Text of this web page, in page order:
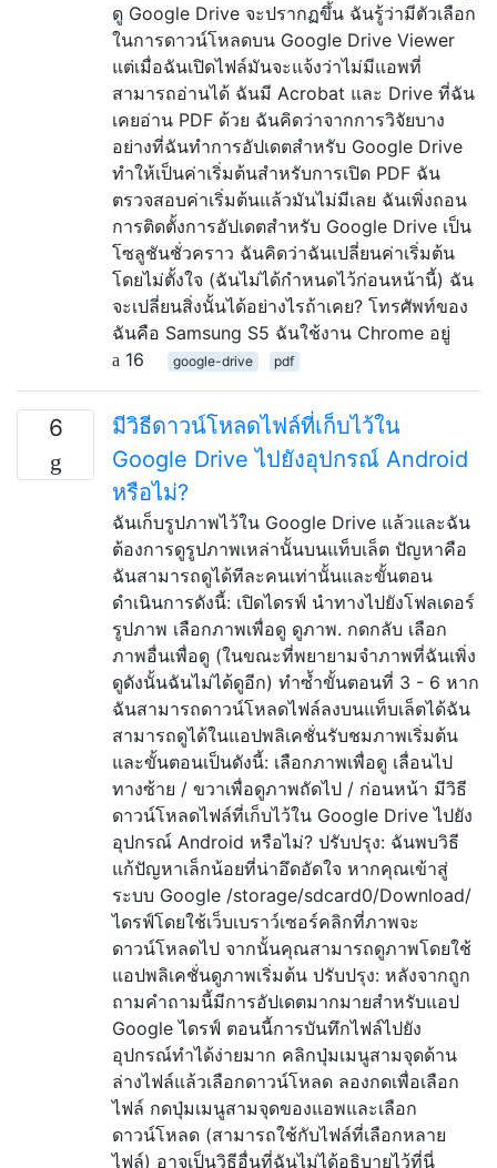
ดู Google Drive จะปรากฏขึ้น ฉันรู้ว่ามีตัวเลือก
ในการดาวน์โหลดบน Google Drive Viewer
แต่เมื่อฉันเปิดไฟล์มันจะแจ้งว่าไม่มีแอพที่
สามารถอ่านได้ ฉันมี Acrobat และ Drive ที่ฉัน
เคยอ่าน PDF ด้วย ฉันคิดว่าจากการวิจัยบาง
อย่างที่ฉันทำการอัปเดตสำหรับ Google Drive
ทำให้เป็นค่าเริ่มต้นสำหรับการเปิด PDF ฉัน
ตรวจสอบค่าเริ่มต้นแล้วมันไม่มีเลย ฉันเพิ่งถอน
การติดตั้งการอัปเดตสำหรับ Google Drive เป็น
โซลูชันชั่วคราว ฉันคิดว่าฉันเปลี่ยนค่าเริ่มต้น
โดยไม่ตั้งใจ (ฉันไม่ได้กำหนดไว้ก่อนหน้านี้) ฉัน
จะเปลี่ยนสิ่งนั้นได้อย่างไรถ้าเคย? โทรศัพท์ของ
ฉันคือ Samsung S5 ฉันใช้งาน Chrome อยู่
16
google-drive pdf
6
มีวิธีดาวน์โหลดไฟล์ที่เก็บไว้ใน
Google Drive ไปยังอุปกรณ์ Android
หรือไม่?
ฉันเก็บรูปภาพไว้ใน Google Drive แล้วและฉัน
ต้องการดูรูปภาพเหล่านั้นบนแท็บเล็ต ปัญหาคือ
ฉันสามารถดูได้ทีละคนเท่านั้นและขั้นตอน
ดำเนินการดังนี้: เปิดไดรฟ์ นำทางไปยังโฟลเดอร์
รูปภาพ เลือกภาพเพื่อดู ดูภาพ. กดกลับ เลือก
ภาพอื่นเพื่อดู (ในขณะที่พยายามจำภาพที่ฉันเพิ่ง
ดูดังนั้นฉันไม่ได้ดูอีก) ทำซ้ำขั้นตอนที่ 3 - 6 หาก
ฉันสามารถดาวน์โหลดไฟล์ลงบนแท็บเล็ตได้ฉัน
สามารถดูได้ในแอปพลิเคชั่นรับชมภาพเริ่มต้น
และขั้นตอนเป็นดังนี้: เลือกภาพเพื่อดู เลื่อนไป
ทางซ้าย / ขวาเพื่อดูภาพถัดไป / ก่อนหน้า มีวิธี
ดาวน์โหลดไฟล์ที่เก็บไว้ใน Google Drive ไปยัง
อุปกรณ์ Android หรือไม่? ปรับปรุง: ฉันพบวิธี
แก้ปัญหาเล็กน้อยที่น่าอึดอัดใจ หากคุณเข้าสู่
ระบบ Google /storage/sdcard0/Download/
ไดรฟ์โดยใช้เว็บเบราว์เซอร์คลิกที่ภาพจะ
ดาวน์โหลดไป จากนั้นคุณสามารถดูภาพโดยใช้
แอปพลิเคชั่นดูภาพเริ่มต้น ปรับปรุง: หลังจากถูก
ถามคำถามนี้มีการอัปเดตมากมายสำหรับแอป
Google ไดรฟ์ ตอนนี้การบันทึกไฟล์ไปยัง
อุปกรณ์ทำได้ง่ายมาก คลิกปุ่มเมนูสามจุดด้าน
ล่างไฟล์แล้วเลือกดาวน์โหลด ลองกดเพื่อเลือก
ไฟล์ กดปุ่มเมนูสามจุดของแอพและเลือก
ดาวน์โหลด (สามารถใช้กับไฟล์ที่เลือกหลาย
ไฟล์) อาจเป็นวิธีอื่นที่ฉันไม่ได้อธิบายไว้ที่นี่